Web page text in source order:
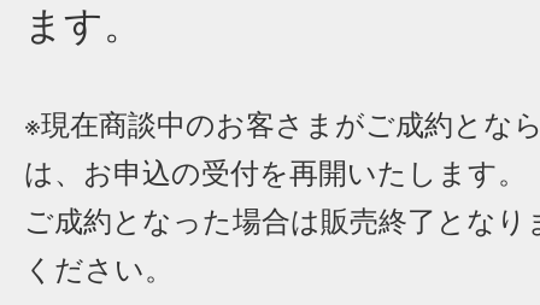
ます。
※現在商談中のお客さまがご成約とな
は、お申込の受付を再開いたします。
ご成約となった場合は販売終了となり
ください。